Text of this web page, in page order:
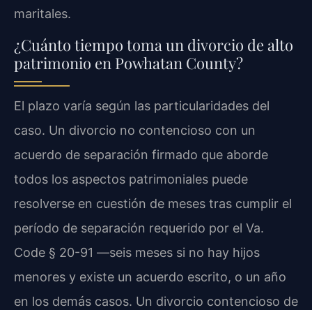
maritales.
¿Cuánto tiempo toma un divorcio de alto
patrimonio en Powhatan County?
El plazo varía según las particularidades del
caso. Un divorcio no contencioso con un
acuerdo de separación firmado que aborde
todos los aspectos patrimoniales puede
resolverse en cuestión de meses tras cumplir el
período de separación requerido por el Va.
Code § 20-91 —seis meses si no hay hijos
menores y existe un acuerdo escrito, o un año
en los demás casos. Un divorcio contencioso de